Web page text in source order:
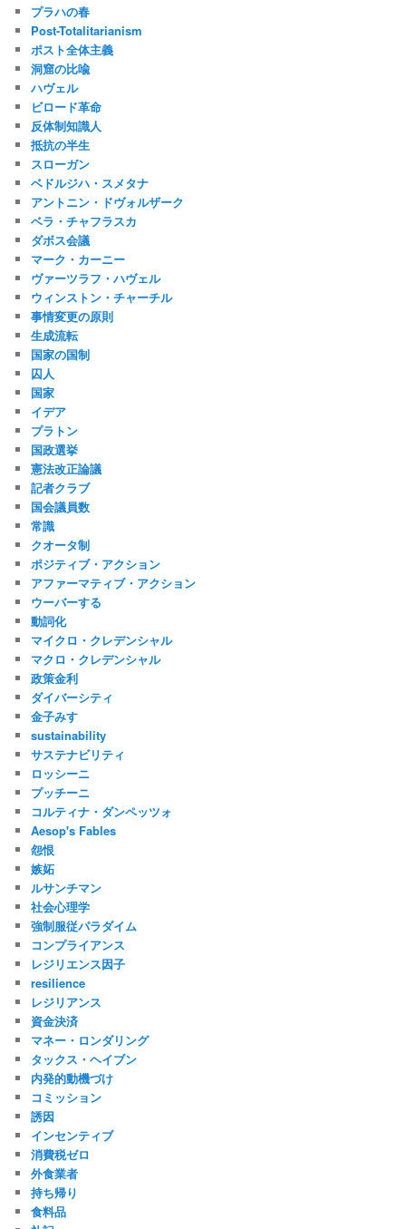
プラハの春
Post-Totalitarianism
ポスト全体主義
洞窟の比喩
ハヴェル
ビロード革命
反体制知識人
抵抗の半生
スローガン
ベドルジハ・スメタナ
アントニン・ドヴォルザーク
ベラ・チャフラスカ
ダボス会議
マーク・カーニー
ヴァーツラフ・ハヴェル
ウィンストン・チャーチル
事情変更の原則
生成流転
国家の国制
囚人
国家
イデア
プラトン
国政選挙
憲法改正論議
記者クラブ
国会議員数
常識
クオータ制
ポジティブ・アクション
アファーマティブ・アクション
ウーバーする
動詞化
マイクロ・クレデンシャル
マクロ・クレデンシャル
政策金利
ダイバーシティ
金子みすゞ
sustainability
サステナビリティ
ロッシーニ
プッチーニ
コルティナ・ダンペッツォ
Aesop's Fables
怨恨
嫉妬
ルサンチマン
社会心理学
強制服従パラダイム
コンプライアンス
レジリエンス因子
resilience
レジリアンス
資金決済
マネー・ロンダリング
タックス・ヘイブン
内発的動機づけ
コミッション
誘因
インセンティブ
消費税ゼロ
外食業者
持ち帰り
食料品